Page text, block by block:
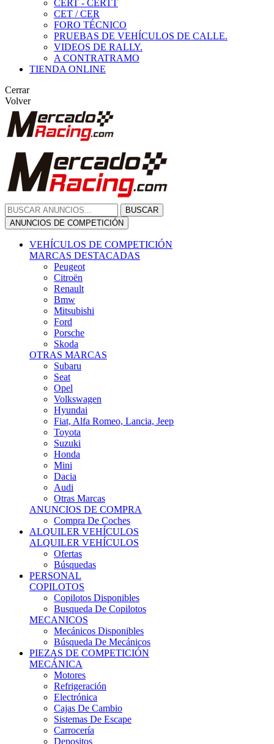
CERT - CERTT
CET / CER
FORO TÉCNICO
PRUEBAS DE VEHÍCULOS DE CALLE.
VIDEOS DE RALLY.
A CONTRATRAMO
TIENDA ONLINE
Cerrar
Volver
BUSCAR
ANUNCIOS DE COMPETICIÓN
VEHÍCULOS DE COMPETICIÓN
MARCAS DESTACADAS
Peugeot
Citroën
Renault
Bmw
Mitsubishi
Ford
Porsche
Skoda
OTRAS MARCAS
Subaru
Seat
Opel
Volkswagen
Hyundai
Fiat, Alfa Romeo, Lancia, Jeep
Toyota
Suzuki
Honda
Mini
Dacia
Audi
Otras Marcas
ANUNCIOS DE COMPRA
Compra De Coches
ALQUILER VEHÍCULOS
ALQUILER VEHÍCULOS
Ofertas
Búsquedas
PERSONAL
COPILOTOS
Copilotos Disponibles
Busqueda De Copilotos
MECANICOS
Mecánicos Disponibles
Búsqueda De Mecánicos
PIEZAS DE COMPETICIÓN
MECÁNICA
Motores
Refrigeración
Electrónica
Cajas De Cambio
Sistemas De Escape
Carrocería
Depositos